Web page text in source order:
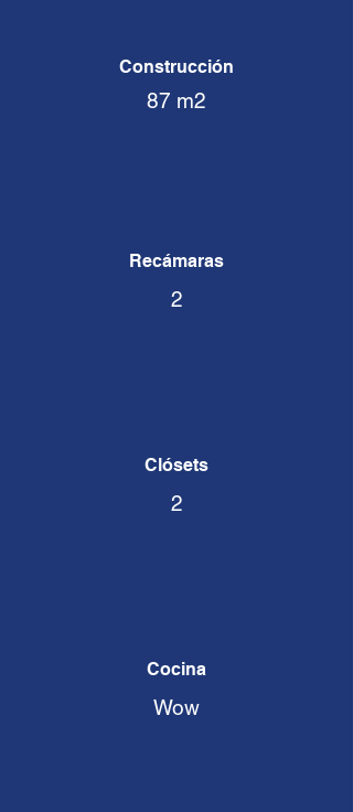
Construcción
87 m2
Recámaras​
2
Clósets
2
Cocina
Wow